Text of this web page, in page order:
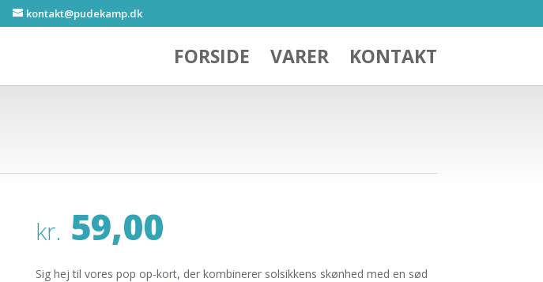
kontakt@pudekamp.dk
FORSIDE VARER KONTAKT
kr. 59,00
Sig hej til vores pop op-kort, der kombinerer solsikkens skønhed med en sød